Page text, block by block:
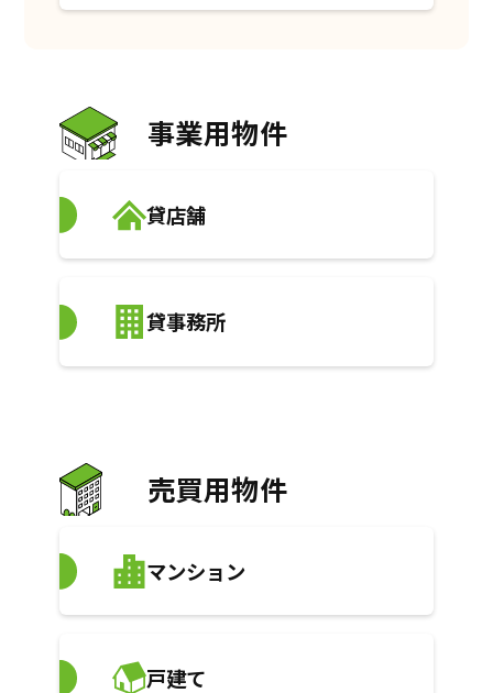
事業用物件
貸店舗
貸事務所
売買用物件
マンション
戸建て